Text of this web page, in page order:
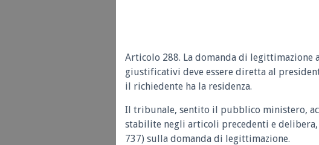
Articolo 288. La domanda di legittimazione
giustificativi deve essere diretta al
il richiedente ha la residenza.
Il tribunale, sentito il pubblico ministero,
stabilite negli articoli precedenti e delibera,
737) sulla domanda di legittimazione.